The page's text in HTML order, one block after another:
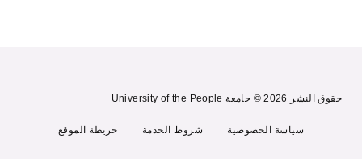
حقوق النشر 2026 © جامعة University of the People
سياسة الخصوصية شروط الخدمة خريطة الموقع